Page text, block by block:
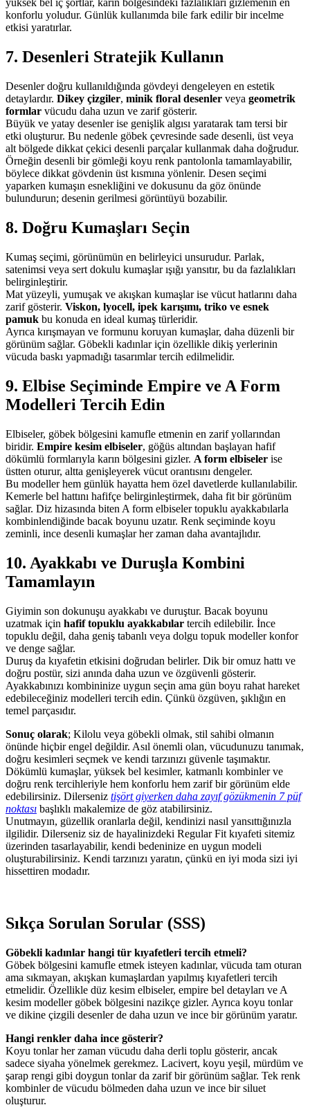
yüksek bel iç şortlar, karın bölgesindeki fazlalıkları gizlemenin en
konforlu yoludur. Günlük kullanımda bile fark edilir bir incelme
etkisi yaratırlar.
7. Desenleri Stratejik Kullanın
Desenler doğru kullanıldığında gövdeyi dengeleyen en estetik
detaylardır. Dikey çizgiler, minik floral desenler veya geometrik
formlar vücudu daha uzun ve zarif gösterir.
Büyük ve yatay desenler ise genişlik algısı yaratarak tam tersi bir
etki oluşturur. Bu nedenle göbek çevresinde sade desenli, üst veya
alt bölgede dikkat çekici desenli parçalar kullanmak daha doğrudur.
Örneğin desenli bir gömleği koyu renk pantolonla tamamlayabilir,
böylece dikkat gövdenin üst kısmına yönlenir. Desen seçimi
yaparken kumaşın esnekliğini ve dokusunu da göz önünde
bulundurun; desenin gerilmesi görüntüyü bozabilir.
8. Doğru Kumaşları Seçin
Kumaş seçimi, görünümün en belirleyici unsurudur. Parlak,
satenimsi veya sert dokulu kumaşlar ışığı yansıtır, bu da fazlalıkları
belirginleştirir.
Mat yüzeyli, yumuşak ve akışkan kumaşlar ise vücut hatlarını daha
zarif gösterir. Viskon, lyocell, ipek karışımı, triko ve esnek
pamuk bu konuda en ideal kumaş türleridir.
Ayrıca kırışmayan ve formunu koruyan kumaşlar, daha düzenli bir
görünüm sağlar. Göbekli kadınlar için özellikle dikiş yerlerinin
vücuda baskı yapmadığı tasarımlar tercih edilmelidir.
9. Elbise Seçiminde Empire ve A Form
Modelleri Tercih Edin
Elbiseler, göbek bölgesini kamufle etmenin en zarif yollarından
biridir. Empire kesim elbiseler, göğüs altından başlayan hafif
dökümlü formlarıyla karın bölgesini gizler. A form elbiseler ise
üstten oturur, altta genişleyerek vücut orantısını dengeler.
Bu modeller hem günlük hayatta hem özel davetlerde kullanılabilir.
Kemerle bel hattını hafifçe belirginleştirmek, daha fit bir görünüm
sağlar. Diz hizasında biten A form elbiseler topuklu ayakkabılarla
kombinlendiğinde bacak boyunu uzatır. Renk seçiminde koyu
zeminli, ince desenli kumaşlar her zaman daha avantajlıdır.
10. Ayakkabı ve Duruşla Kombini
Tamamlayın
Giyimin son dokunuşu ayakkabı ve duruştur. Bacak boyunu
uzatmak için hafif topuklu ayakkabılar tercih edilebilir. İnce
topuklu değil, daha geniş tabanlı veya dolgu topuk modeller konfor
ve denge sağlar.
Duruş da kıyafetin etkisini doğrudan belirler. Dik bir omuz hattı ve
doğru postür, sizi anında daha uzun ve özgüvenli gösterir.
Ayakkabınızı kombininize uygun seçin ama gün boyu rahat hareket
edebileceğiniz modelleri tercih edin. Çünkü özgüven, şıklığın en
temel parçasıdır.
Sonuç olarak; Kilolu veya göbekli olmak, stil sahibi olmanın
önünde hiçbir engel değildir. Asıl önemli olan, vücudunuzu tanımak,
doğru kesimleri seçmek ve kendi tarzınızı güvenle taşımaktır.
Dökümlü kumaşlar, yüksek bel kesimler, katmanlı kombinler ve
doğru renk tercihleriyle hem konforlu hem zarif bir görünüm elde
edebilirsiniz. Dilerseniz tişört giyerken daha zayıf gözükmenin 7 püf
noktası başlıklı makalemize de göz atabilirsiniz.
Unutmayın, güzellik oranlarla değil, kendinizi nasıl yansıttığınızla
ilgilidir. Dilerseniz siz de hayalinizdeki Regular Fit kıyafeti sitemiz
üzerinden tasarlayabilir, kendi bedeninize en uygun modeli
oluşturabilirsiniz. Kendi tarzınızı yaratın, çünkü en iyi moda sizi iyi
hissettiren modadır.
Sıkça Sorulan Sorular (SSS)
Göbekli kadınlar hangi tür kıyafetleri tercih etmeli?
Göbek bölgesini kamufle etmek isteyen kadınlar, vücuda tam oturan
ama sıkmayan, akışkan kumaşlardan yapılmış kıyafetleri tercih
etmelidir. Özellikle düz kesim elbiseler, empire bel detayları ve A
kesim modeller göbek bölgesini nazikçe gizler. Ayrıca koyu tonlar
ve dikine çizgili desenler de daha uzun ve ince bir görünüm yaratır.
Hangi renkler daha ince gösterir?
Koyu tonlar her zaman vücudu daha derli toplu gösterir, ancak
sadece siyaha yönelmek gerekmez. Lacivert, koyu yeşil, mürdüm ve
şarap rengi gibi doygun tonlar da zarif bir görünüm sağlar. Tek renk
kombinler de vücudu bölmeden daha uzun ve ince bir siluet
oluşturur.